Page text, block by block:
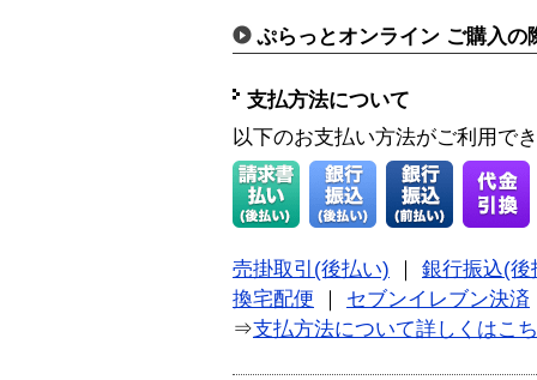
ぷらっとオンライン ご購入の
支払方法について
以下のお支払い方法がご利用で
売掛取引(後払い)
銀行振込(後
換宅配便
セブンイレブン決済
⇒支払方法について詳しくはこ